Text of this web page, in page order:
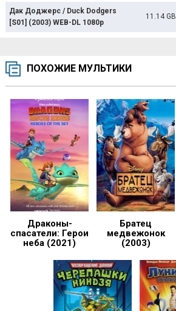
Дак Доджерс / Duck Dodgers
[S01] (2003) WEB-DL 1080p
11.14 GB
ПОХОЖИЕ МУЛЬТИКИ
Драконы-
спасатели: Герои
неба (2021)
Братец
медвежонок
(2003)